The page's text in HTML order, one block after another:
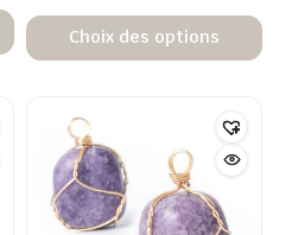
Choix des options